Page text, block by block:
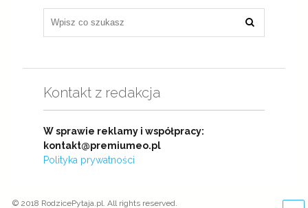
Kontakt z redakcja
W sprawie reklamy i współpracy:
kontakt@premiumeo.pl
Polityka prywatności
© 2018 RodzicePytaja.pl. All rights reserved.